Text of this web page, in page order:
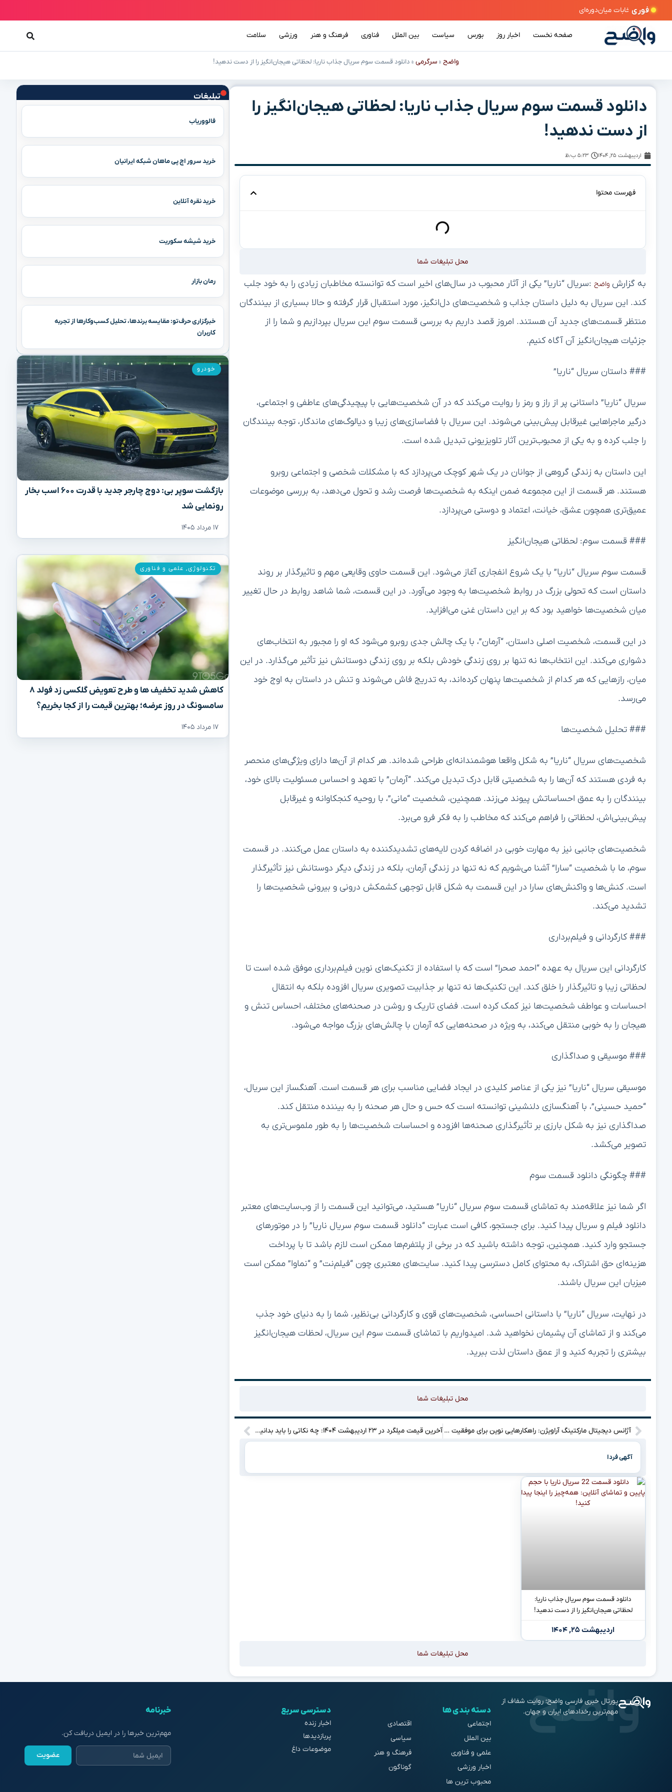
فوری
صفحه نخست اخبار روز بورس سیاست بین الملل فناوری فرهنگ و هنر ورزشی سلامت
واضح » سرگرمی » دانلود قسمت سوم سریال جذاب ناریا: لحظاتی هیجان‌انگیز را از دست ندهید!
تبلیغات
فالووریاب
خرید سرور اچ پی ماهان شبکه ایرانیان
خرید نقره آنلاین
خرید شیشه سکوریت
رمان بازار
خبرگزاری حرف‌تو: مقایسه برندها، تحلیل کسب‌وکارها از تجربه
کاربران
بازگشت سوپر بی: دوج چارجر جدید با قدرت ۶۰۰ اسب بخار
رونمایی شد
۱۷ مرداد ۱۴۰۵
خودرو
کاهش شدید تخفیف‌ ها و طرح تعویض گلکسی زد فولد ۸
سامسونگ در روز عرضه؛ بهترین قیمت را از کجا بخریم؟
۱۷ مرداد ۱۴۰۵
تکنولوژی, علمی و فناوری
دانلود قسمت سوم سریال جذاب ناریا: لحظاتی هیجان‌انگیز را
از دست ندهید!
اردیبهشت ۲۵, ۱۴۰۴ ۵:۲۳ ب٫ظ
فهرست محتوا
محل تبلیغات شما
به گزارشواضح :سریال “ناریا” یکی از آثار محبوب در سال‌های اخیر است که توانسته مخاطبان زیادی را به خود جلب
کند. این سریال به دلیل داستان جذاب و شخصیت‌های دل‌انگیز، مورد استقبال قرار گرفته و حالا بسیاری از بینندگان
منتظر قسمت‌های جدید آن هستند. امروز قصد داریم به بررسی قسمت سوم این سریال بپردازیم و شما را از
جزئیات هیجان‌انگیز آن آگاه کنیم.
### داستان سریال “ناریا”
سریال “ناریا” داستانی پر از راز و رمز را روایت می‌کند که در آن شخصیت‌هایی با پیچیدگی‌های عاطفی و اجتماعی،
درگیر ماجراهایی غیرقابل پیش‌بینی می‌شوند. این سریال با فضاسازی‌های زیبا و دیالوگ‌های ماندگار، توجه بینندگان
را جلب کرده و به یکی از محبوب‌ترین آثار تلویزیونی تبدیل شده است.
این داستان به زندگی گروهی از جوانان در یک شهر کوچک می‌پردازد که با مشکلات شخصی و اجتماعی روبرو
هستند. هر قسمت از این مجموعه ضمن اینکه به شخصیت‌ها فرصت رشد و تحول می‌دهد، به بررسی موضوعات
عمیق‌تری همچون عشق، خیانت، اعتماد و دوستی می‌پردازد.
### قسمت سوم: لحظاتی هیجان‌انگیز
قسمت سوم سریال “ناریا” با یک شروع انفجاری آغاز می‌شود. این قسمت حاوی وقایعی مهم و تاثیرگذار بر روند
داستان است که تحولی بزرگ در روابط شخصیت‌ها به وجود می‌آورد. در این قسمت، شما شاهد روابط در حال تغییر
میان شخصیت‌ها خواهید بود که بر این داستان غنی می‌افزاید.
در این قسمت، شخصیت اصلی داستان، “آرمان”، با یک چالش جدی روبرو می‌شود که او را مجبور به انتخاب‌های
دشواری می‌کند. این انتخاب‌ها نه تنها بر روی زندگی خودش بلکه بر روی زندگی دوستانش نیز تأثیر می‌گذارد. در این
میان، رازهایی که هر کدام از شخصیت‌ها پنهان کرده‌اند، به تدریج فاش می‌شوند و تنش در داستان به اوج خود
می‌رسد.
### تحلیل شخصیت‌ها
شخصیت‌های سریال “ناریا” به شکل واقعا هوشمندانه‌ای طراحی شده‌اند. هر کدام از آن‌ها دارای ویژگی‌های منحصر
به فردی هستند که آن‌ها را به شخصیتی قابل درک تبدیل می‌کند. “آرمان” با تعهد و احساس مسئولیت بالای خود،
بینندگان را به عمق احساساتش پیوند می‌زند. همچنین، شخصیت “مانی”، با روحیه کنجکاوانه و غیرقابل
پیش‌بینی‌اش، لحظاتی را فراهم می‌کند که مخاطب را به فکر فرو می‌برد.
شخصیت‌های جانبی نیز به مهارت خوبی در اضافه کردن لایه‌های تشدیدکننده به داستان عمل می‌کنند. در قسمت
سوم، ما با شخصیت “سارا” آشنا می‌شویم که نه تنها در زندگی آرمان، بلکه در زندگی دیگر دوستانش نیز تأثیرگذار
است. کنش‌ها و واکنش‌های سارا در این قسمت به شکل قابل توجهی کشمکش درونی و بیرونی شخصیت‌ها را
تشدید می‌کند.
### کارگردانی و فیلم‌برداری
کارگردانی این سریال به عهده “احمد صحرا” است که با استفاده از تکنیک‌های نوین فیلم‌برداری موفق شده است تا
لحظاتی زیبا و تاثیرگذار را خلق کند. این تکنیک‌ها نه تنها بر جذابیت تصویری سریال افزوده بلکه به انتقال
احساسات و عواطف شخصیت‌ها نیز کمک کرده است. فضای تاریک و روشن در صحنه‌های مختلف، احساس تنش و
هیجان را به خوبی منتقل می‌کند، به ویژه در صحنه‌هایی که آرمان با چالش‌های بزرگ مواجه می‌شود.
### موسیقی و صداگذاری
موسیقی سریال “ناریا” نیز یکی از عناصر کلیدی در ایجاد فضایی مناسب برای هر قسمت است. آهنگساز این سریال،
“حمید حسینی”، با آهنگسازی دلنشینی توانسته است که حس و حال هر صحنه را به بیننده منتقل کند.
صداگذاری نیز به شکل بارزی بر تأثیرگذاری صحنه‌ها افزوده و احساسات شخصیت‌ها را به طور ملموس‌تری به
تصویر می‌کشد.
### چگونگی دانلود قسمت سوم
اگر شما نیز علاقه‌مند به تماشای قسمت سوم سریال “ناریا” هستید، می‌توانید این قسمت را از وب‌سایت‌های معتبر
دانلود فیلم و سریال پیدا کنید. برای جستجو، کافی است عبارت “دانلود قسمت سوم سریال ناریا” را در موتورهای
جستجو وارد کنید. همچنین، توجه داشته باشید که در برخی از پلتفرم‌ها ممکن است لازم باشد تا با پرداخت
هزینه‌ای حق اشتراک، به محتوای کامل دسترسی پیدا کنید. سایت‌های معتبری چون “فیلم‌نت” و “نماوا” ممکن است
میزبان این سریال باشند.
در نهایت، سریال “ناریا” با داستانی احساسی، شخصیت‌های قوی و کارگردانی بی‌نظیر، شما را به دنیای خود جذب
می‌کند و از تماشای آن پشیمان نخواهید شد. امیدواریم با تماشای قسمت سوم این سریال، لحظات هیجان‌انگیز
بیشتری را تجربه کنید و از عمق داستان لذت ببرید.
محل تبلیغات شما
آژانس دیجیتال مارکتینگ آراویژن: راهکارهایی نوین برای موفقیت آنلاین شما آخرین قیمت میلگرد در ۲۳ اردیبهشت ۱۴۰۴: چه نکاتی را باید بدانید؟
آگهی فردا
دانلود قسمت سوم سریال جذاب ناریا:
لحظاتی هیجان‌انگیز را از دست ندهید!
اردیبهشت ۲۵, ۱۴۰۴
محل تبلیغات شما
پورتال خبری فارسی واضح؛ روایت شفاف از
مهم‌ترین رخدادهای ایران و جهان.
دسته بندی ها
اجتماعی
اقتصادی
بین الملل
سیاسی
علمی و فناوری
فرهنگ و هنر
اخبار ورزشی
گوناگون
محبوب ترین ها
دسترسی سریع
اخبار زنده
پربازدیدها
موضوعات داغ
خبرنامه
مهم‌ترین خبرها را در ایمیل دریافت کن.
عضویت